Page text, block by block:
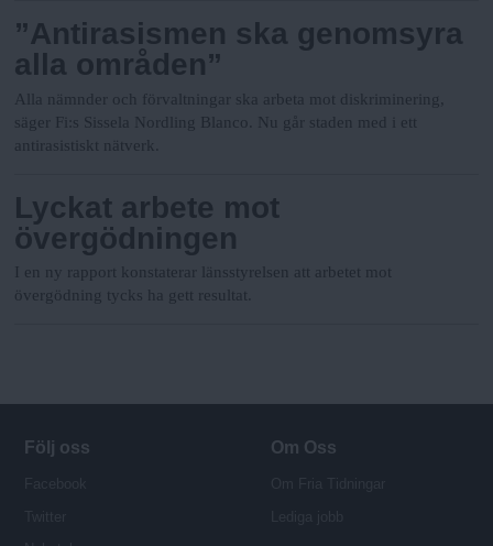
”Antirasismen ska genomsyra
alla områden”
Alla nämnder och förvaltningar ska arbeta mot diskriminering,
säger Fi:s Sissela Nordling Blanco. Nu går staden med i ett
antirasistiskt nätverk.
Lyckat arbete mot
övergödningen
I en ny rapport konstaterar länsstyrelsen att arbetet mot
övergödning tycks ha gett resultat.
Följ oss Om Oss